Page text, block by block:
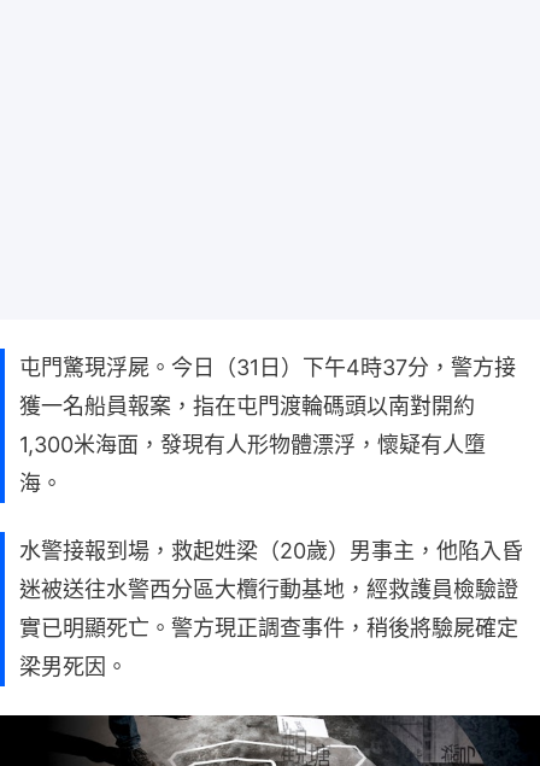
屯門驚現浮屍。今日（31日）下午4時37分，警方接
獲一名船員報案，指在屯門渡輪碼頭以南對開約
1,300米海面，發現有人形物體漂浮，懷疑有人墮
海。
水警接報到場，救起姓梁（20歲）男事主，他陷入昏
迷被送往水警西分區大欖行動基地，經救護員檢驗證
實已明顯死亡。警方現正調查事件，稍後將驗屍確定
梁男死因。